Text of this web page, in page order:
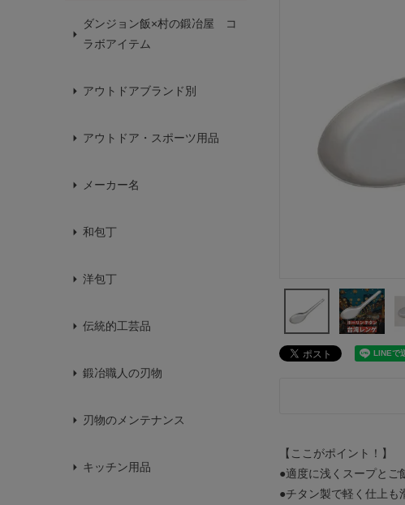
ダンジョン飯×村の鍛冶屋 コ
ラボアイテム
アウトドアブランド別
アウトドア・スポーツ用品
メーカー名
和包丁
洋包丁
伝統的工芸品
鍛冶職人の刃物
刃物のメンテナンス
キッチン用品
【ここがポイント！】
●適度に浅くスープとご
●チタン製で軽く仕上も